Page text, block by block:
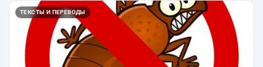
ТЕКСТЫ И ПЕРЕВОДЫ